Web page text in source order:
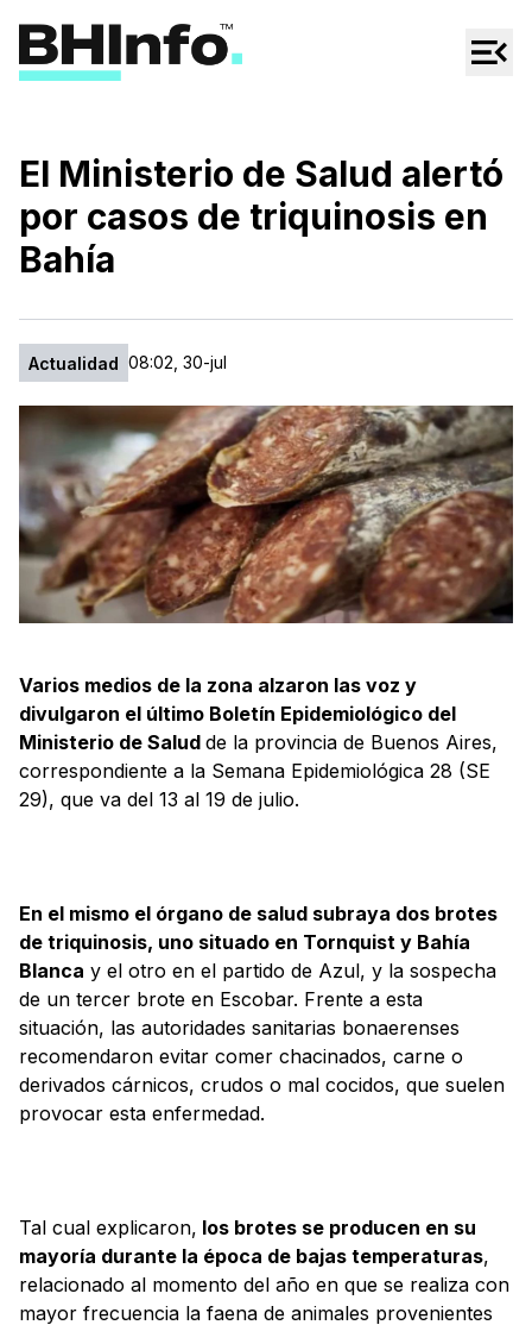
Regionales
Espectáculos
Tecno
El Ministerio de Salud alertó
por casos de triquinosis en
Bahía
Actualidad 08:02, 30-jul
Varios medios de la zona alzaron las voz y
divulgaron el último Boletín Epidemiológico del
Ministerio de Salud de la provincia de Buenos Aires,
correspondiente a la Semana Epidemiológica 28 (SE
29), que va del 13 al 19 de julio.
En el mismo el órgano de salud subraya dos brotes
de triquinosis, uno situado en Tornquist y Bahía
Blanca y el otro en el partido de Azul, y la sospecha
de un tercer brote en Escobar. Frente a esta
situación, las autoridades sanitarias bonaerenses
recomendaron evitar comer chacinados, carne o
derivados cárnicos, crudos o mal cocidos, que suelen
provocar esta enfermedad.
Tal cual explicaron, los brotes se producen en su
mayoría durante la época de bajas temperaturas,
relacionado al momento del año en que se realiza con
mayor frecuencia la faena de animales provenientes